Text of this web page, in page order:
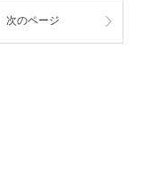
次のページ